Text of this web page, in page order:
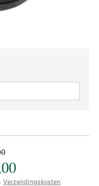
Verzendingskosten